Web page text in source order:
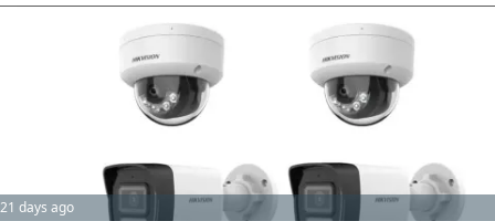
الموقع المزاحمية تسليم يد بيد
21 days ago